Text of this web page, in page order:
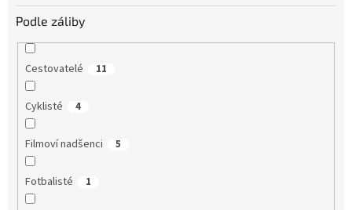
Podle záliby
Cestovatelé 11
Cyklisté 4
Filmoví nadšenci 5
Fotbalisté 1